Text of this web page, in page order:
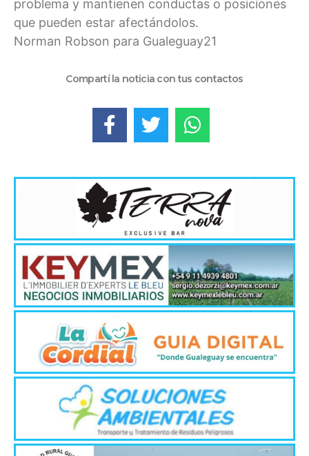
problema y mantienen conductas o posiciones
que pueden estar afectándolos.
Norman Robson para Gualeguay21
Compartí la noticia con tus contactos